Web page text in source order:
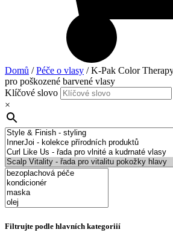
Domů /Péče o vlasy / K-Pak Color
pro poškozené barvené vlasy
Klíčové slovo
×
Filtrujte podle hlavních kategoriií